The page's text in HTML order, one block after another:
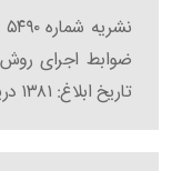
ضوابط اجرای
تاریخ ابلاغ: ۱۳۸۱ دریافت فایل